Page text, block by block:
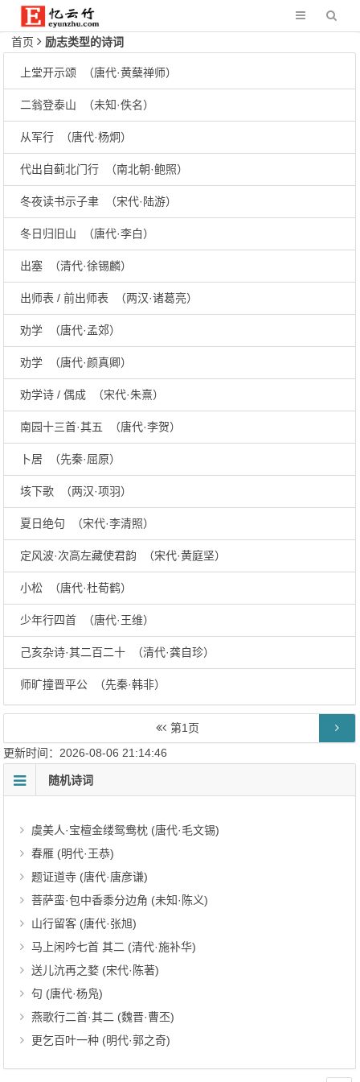
首页 励志类型的诗词
上堂开示颂 （唐代·黄蘖禅师）
二翁登泰山 （未知·佚名）
从军行 （唐代·杨炯）
代出自蓟北门行 （南北朝·鲍照）
冬夜读书示子聿 （宋代·陆游）
冬日归旧山 （唐代·李白）
出塞 （清代·徐锡麟）
出师表 / 前出师表 （两汉·诸葛亮）
劝学 （唐代·孟郊）
劝学 （唐代·颜真卿）
劝学诗 / 偶成 （宋代·朱熹）
南园十三首·其五 （唐代·李贺）
卜居 （先秦·屈原）
垓下歌 （两汉·项羽）
夏日绝句 （宋代·李清照）
定风波·次高左藏使君韵 （宋代·黄庭坚）
小松 （唐代·杜荀鹤）
少年行四首 （唐代·王维）
己亥杂诗·其二百二十 （清代·龚自珍）
师旷撞晋平公 （先秦·韩非）
第1 页
更新时间：2026-08-06 21:14:46
随机诗词
虞美人·宝檀金缕鸳鸯枕 (唐代·毛文锡)
春雁 (明代·王恭)
题证道寺 (唐代·唐彦谦)
菩萨蛮·包中香黍分边角 (未知·陈义)
山行留客 (唐代·张旭)
马上闲吟七首 其二 (清代·施补华)
送儿沆再之婺 (宋代·陈著)
句 (唐代·杨凫)
燕歌行二首·其二 (魏晋·曹丕)
更乞百叶一种 (明代·郭之奇)